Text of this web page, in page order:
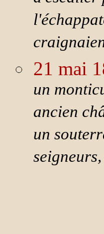
21 mai
un
ancien
un